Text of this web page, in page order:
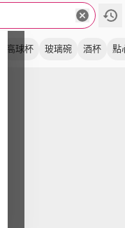
高球杯 玻璃碗 酒杯 點